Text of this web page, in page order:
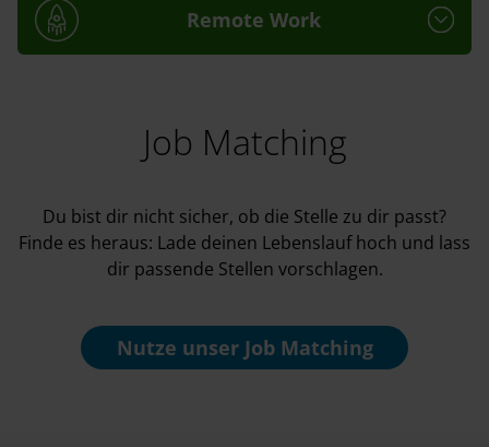
Remote Work
Job Matching
Du bist dir nicht sicher, ob die Stelle zu dir passt?
Finde es heraus: Lade deinen Lebenslauf hoch und lass
dir passende Stellen vorschlagen.
Nutze unserJob Matching